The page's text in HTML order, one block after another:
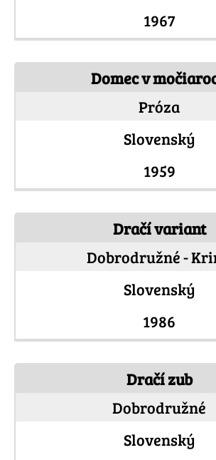
1967
Domec v
Próza
Slovenský
1959
Dračí variant
Dobrodružné -
Slovenský
1986
Dračí zub
Dobrodružné
Slovenský